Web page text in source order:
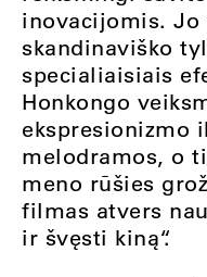
inovacijomis. Jo
skandinaviško
specialiaisiais
Honkongo
ekspresionizmo
melodramos, o
meno rūšies
filmas atvers
ir švęsti kiną“.